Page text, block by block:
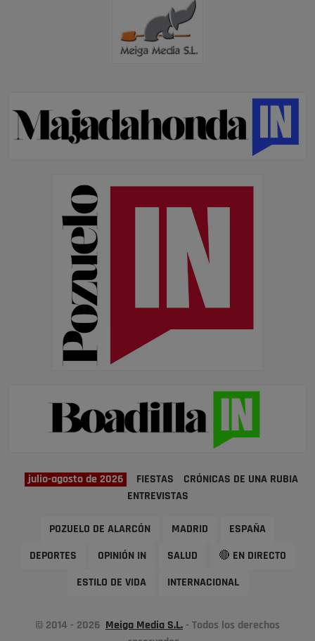
julio-agosto de 2026 FIESTAS
CRÓNICAS DE UNA RUBIA
ENTREVISTAS
POZUELO DE ALARCÓN MADRID ESPAÑA
DEPORTES OPINIÓN IN SALUD 🔴 EN DIRECTO
ESTILO DE VIDA INTERNACIONAL
© 2014 - 2026 Meiga Media S.L. - Todos los derechos